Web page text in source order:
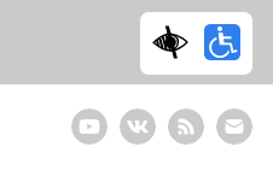
YoutubeВКонтактеRSS
E-
mail
подписка